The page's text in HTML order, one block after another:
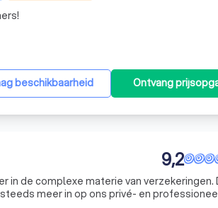
beschikbaarheid Ontvang
9,2
de complexe materie van verzekeringen. De
meer in op ons privé- en